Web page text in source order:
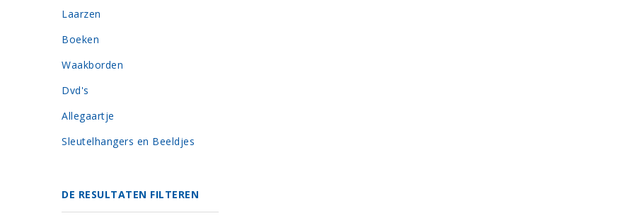
Laarzen
Boeken
Waakborden
Dvd's
Allegaartje
Sleutelhangers en Beeldjes
DE RESULTATEN FILTEREN